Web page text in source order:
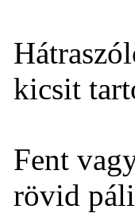
kicsit
Fent
rövid